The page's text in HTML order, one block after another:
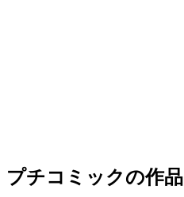
プチコミックの作品